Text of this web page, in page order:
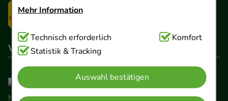
Mehr Information
Technisch Notwendig:Hierbei handelt es sich um
Cookies, die für die Grundfunktionen unserer
Website notwendig sind (z.B. Navigation,
Warenkorb, Kundenkonto), weshalb auf diese nicht
verzichtet werden kann.
Technisch erforderlich
Komfort
Statistik & Tracking
Auswahl bestätigen
Wir sind hier gelistet